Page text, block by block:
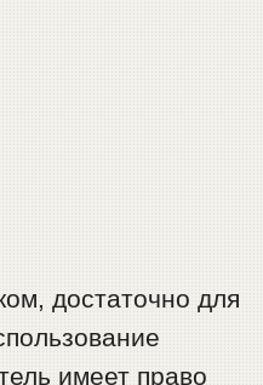
достаточно для
имеет право